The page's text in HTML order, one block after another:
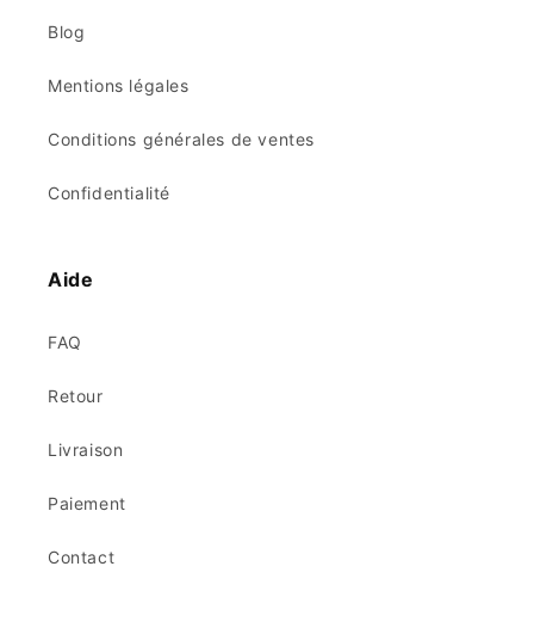
Blog
Mentions légales
Conditions générales de ventes
Confidentialité
Aide
FAQ
Retour
Livraison
Paiement
Contact